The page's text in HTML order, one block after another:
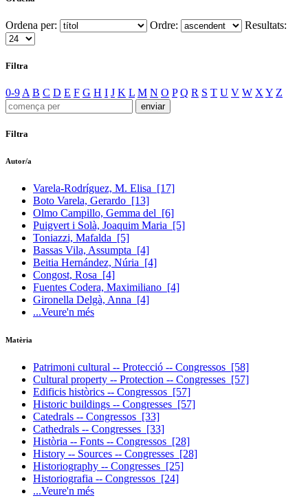
Ordena per: Ordre: Resultats:
Filtra
0-9 A B C D E F G H I J K L M N O P Q R S T U V W X Y Z
Filtra
Autor/a
Varela-Rodríguez, M. Elisa [17]
Boto Varela, Gerardo [13]
Olmo Campillo, Gemma del [6]
Puigvert i Solà, Joaquim Maria [5]
Toniazzi, Mafalda [5]
Bassas Vila, Assumpta [4]
Beitia Hernández, Núria [4]
Congost, Rosa [4]
Fuentes Codera, Maximiliano [4]
Gironella Delgà, Anna [4]
...Veure'n més
Matèria
Patrimoni cultural -- Protecció -- Congressos [58]
Cultural property -- Protection -- Congresses [57]
Edificis històrics -- Congressos [57]
Historic buildings -- Congresses [57]
Catedrals -- Congressos [33]
Cathedrals -- Congresses [33]
Història -- Fonts -- Congressos [28]
History -- Sources -- Congresses [28]
Historiography -- Congresses [25]
Historiografia -- Congressos [24]
...Veure'n més